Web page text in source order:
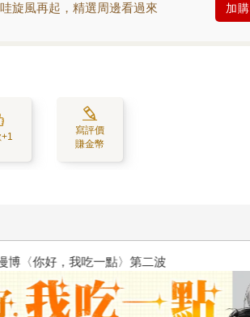
旋風再起，精選周邊看過來 加購
寫評價
賺金幣
你好，我吃一點〉第二波